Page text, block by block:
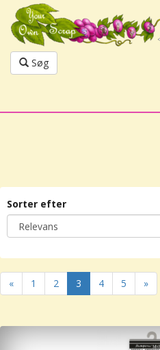
Søg
Sorter efter
« 1 2 3 4 5 »